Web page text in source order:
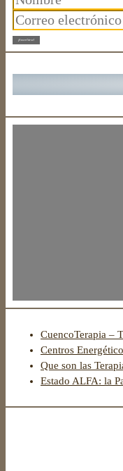
CuencoTerapia –
Centros
Que son las
Estado ALFA: la